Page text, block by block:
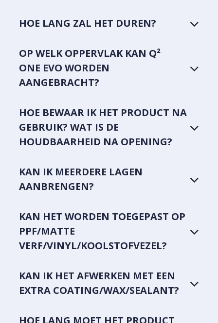
HOE LANG ZAL HET DUREN?
OP WELK OPPERVLAK KAN Q²
ONE EVO WORDEN
AANGEBRACHT?
HOE BEWAAR IK HET PRODUCT NA
GEBRUIK? WAT IS DE
HOUDBAARHEID NA OPENING?
KAN IK MEERDERE LAGEN
AANBRENGEN?
KAN HET WORDEN TOEGEPAST OP
PPF/MATTE
VERF/VINYL/KOOLSTOFVEZEL?
KAN IK HET AFWERKEN MET EEN
EXTRA COATING/WAX/SEALANT?
HOE LANG MOET HET PRODUCT